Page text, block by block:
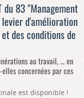
du 83 "Management
d'amélioration
des conditions de
au travail, ... en
concernées par ces
est disponible !